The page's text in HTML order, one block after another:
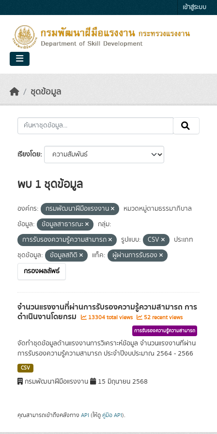
เข้าสู่ระบบ
ชุดข้อมูล
เรียงโดย
พบ 1 ชุดข้อมูล
องค์กร: กรมพัฒนาฝีมือแรงงาน
หมวดหมู่ตามธรรมาภิบาล
ข้อมูล:
ข้อมูลสาธารณะ
กลุ่ม:
การรับรองความรู้ความสามารถ
รูปแบบ: CSV
ประเภท
ชุดข้อมูล:
ข้อมูลสถิติ แท็ค:
ผู้ผ่านการรับรอง
กรองผลลัพธ์
จำนวนแรงงานที่ผ่านการรับรองความรู้ความสามารถ การ
ดำเนินงานโดยกรม 13304 total views 52 recent views
การรับรองความรู้ความสามารถ
จัดทำชุดข้อมูลด้านแรงงานการวิเคราะห์ข้อมูล จำนวนแรงงานที่ผ่าน
การรับรองความรู้ความสามารถ ประจำปีงบประมาณ 2564 - 2566
CSV
กรมพัฒนาฝีมือแรงงาน 15 มิถุนายน 2568
คุณสามารถเข้าถึงคลังทาง API (ให้ดู คู่มือ API).